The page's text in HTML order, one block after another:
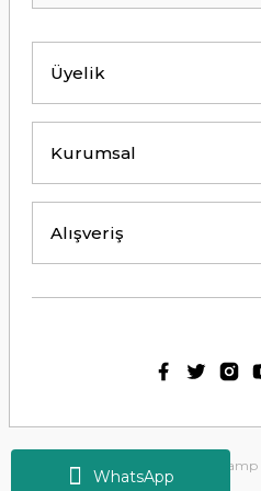
WhatsApp
tavsiye ederim. Gayet ilgili ve
açıklayıcı bir şekilde benimle
Teşekkürler ilgi alaka süper.
yaptım. Çok memnun kaldım. 3. gün
sabah ürün elime ulaştı. Teşekkür
Ülkü Meriç | 15/01/2024
Üyelik
Kurumsal
Alışveriş
2025 Copyright Tirolcamp